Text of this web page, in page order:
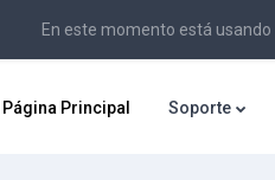
En este momento está
Página Principal Soporte